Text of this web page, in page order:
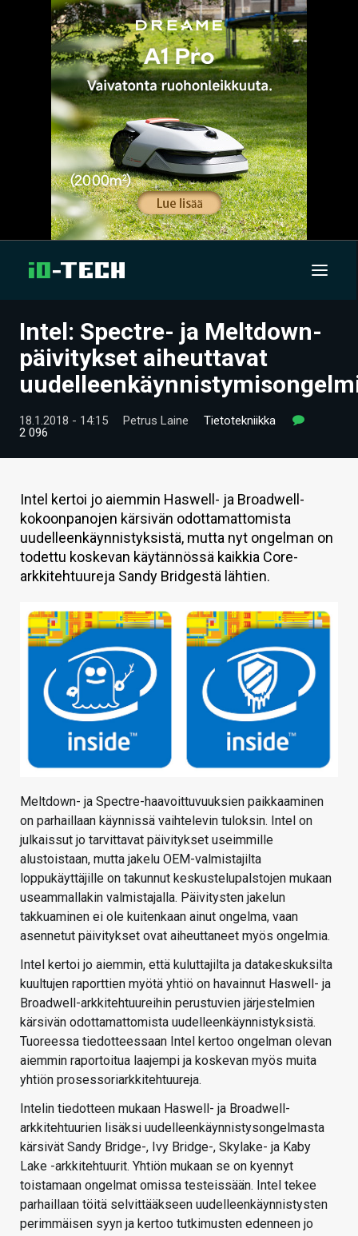
UUTISET
ARTIKKELIT
VIDEOT
HINTA.FI
KAUPPA
VAIHDA TEEMA
Intel: Spectre- ja Meltdown-
päivitykset aiheuttavat
18.1.2018 - 14:15 Petrus Laine
Tietotekniikka
2 096
Intel kertoi jo aiemmin Haswell- ja Broadwell-
kokoonpanojen kärsivän odottamattomista
uudelleenkäynnistyksistä, mutta nyt ongelman on
todettu koskevan käytännössä kaikkia Core-
arkkitehtuureja Sandy Bridgestä lähtien.
Meltdown- ja Spectre-haavoittuvuuksien paikkaaminen
on parhaillaan käynnissä vaihtelevin tuloksin. Intel on
julkaissut jo tarvittavat päivitykset useimmille
alustoistaan, mutta jakelu OEM-valmistajilta
loppukäyttäjille on takunnut keskustelupalstojen mukaan
useammallakin valmistajalla. Päivitysten jakelun
takkuaminen ei ole kuitenkaan ainut ongelma, vaan
asennetut päivitykset ovat aiheuttaneet myös ongelmia.
Intel kertoi jo aiemmin, että kuluttajilta ja datakeskuksilta
kuultujen raporttien myötä yhtiö on havainnut Haswell- ja
Broadwell-arkkitehtuureihin perustuvien järjestelmien
kärsivän odottamattomista uudelleenkäynnistyksistä.
Tuoreessa tiedotteessaan Intel kertoo ongelman olevan
aiemmin raportoitua laajempi ja koskevan myös muita
yhtiön prosessoriarkkitehtuureja.
Intelin tiedotteen mukaan Haswell- ja Broadwell-
arkkitehtuurien lisäksi uudelleenkäynnistysongelmasta
kärsivät Sandy Bridge-, Ivy Bridge-, Skylake- ja Kaby
Lake -arkkitehtuurit. Yhtiön mukaan se on kyennyt
toistamaan ongelmat omissa testeissään. Intel tekee
parhaillaan töitä selvittääkseen uudelleenkäynnistysten
perimmäisen syyn ja kertoo tutkimusten edenneen jo